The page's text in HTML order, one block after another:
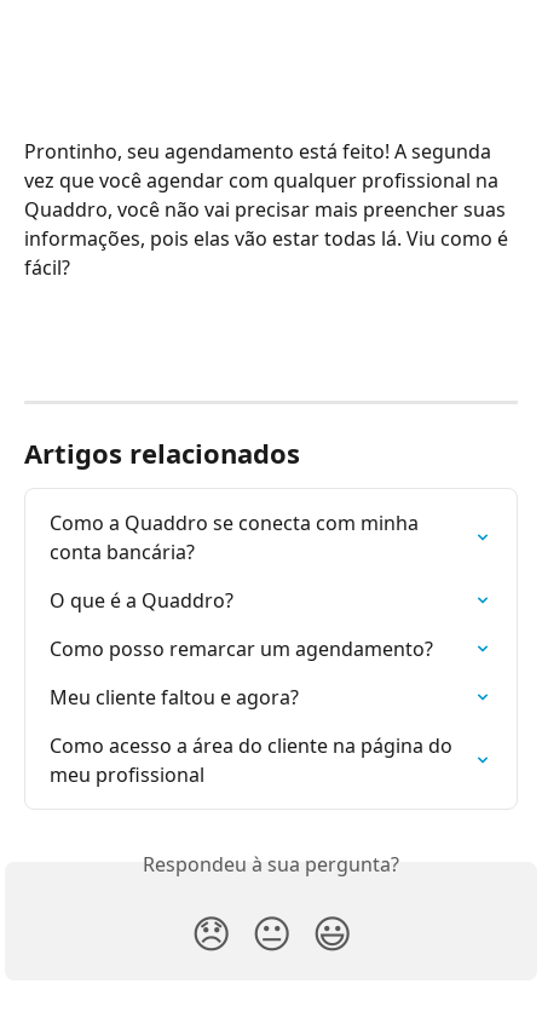
Prontinho, seu agendamento está feito! A segunda
vez que você agendar com qualquer profissional na
Quaddro, você não vai precisar mais preencher suas
informações, pois elas vão estar todas lá. Viu como é
fácil?
Artigos relacionados
Como a Quaddro se conecta com minha
conta bancária?
O que é a Quaddro?
Como posso remarcar um agendamento?
Meu cliente faltou e agora?
Como acesso a área do cliente na página do
meu profissional
Respondeu à sua pergunta?
😞 😐 😃